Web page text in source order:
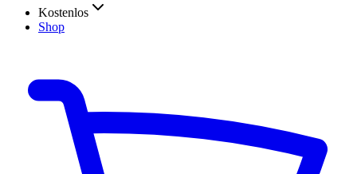
Kostenlos
Shop